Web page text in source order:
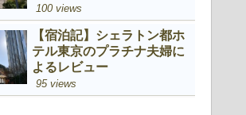
100 views
【宿泊記】シェラトン都ホ
テル東京のプラチナ夫婦に
よるレビュー
95 views